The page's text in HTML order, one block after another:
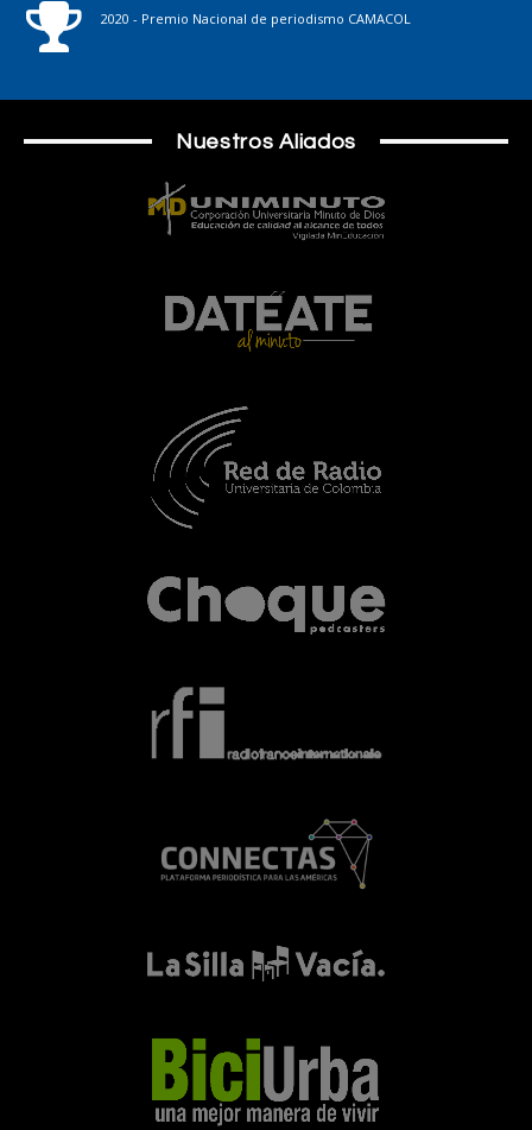
2020 - Premio Nacional de periodismo CAMACOL
Nuestros Aliados